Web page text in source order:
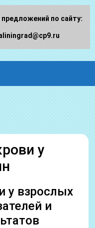
у
у взрослых
и
по сайту: